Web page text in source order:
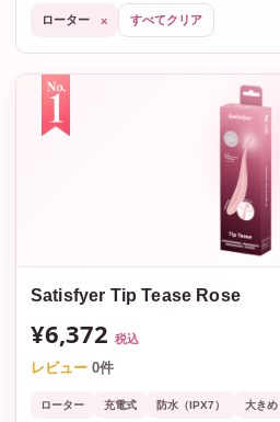
ローター すべてクリア
Satisfyer Tip Tease Rose
¥6,372 税込
レビュー 0件
ローター 充電式 防水（IPX7） 大きめ